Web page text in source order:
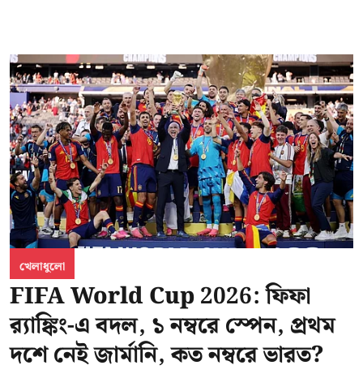
খেলাধুলো
FIFA World Cup 2026: ফিফা
র‍্যাঙ্কিং-এ বদল, ১ নম্বরে স্পেন, প্রথম
দশে নেই জার্মানি, কত নম্বরে ভারত?